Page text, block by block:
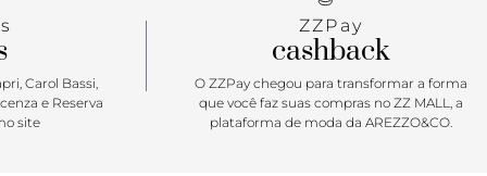
essa queridinha, viu miga?!
Carol Bassi,
e Reserva
site
ZZPay
cashback
O ZZPay chegou para transformar a forma
que você faz suas compras no ZZ MALL, a
plataforma de moda da AREZZO&CO.